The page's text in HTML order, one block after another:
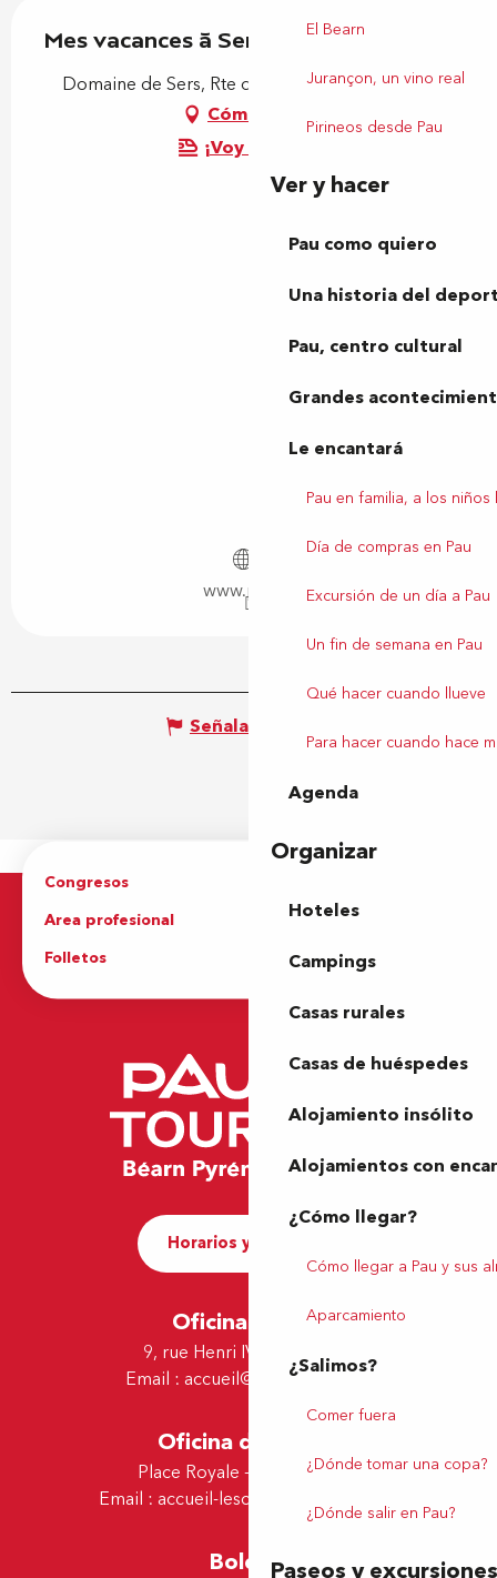
El Bearn
Jurançon, un vino real
Pirineos desde Pau
Ver y hacer
Pau como quiero
Una historia del
Pau, centro cultural
Grandes
Le encantará
Pau en familia, a los niños
Día de compras en Pau
Excursión de un día a Pau
Un fin de semana en Pau
Qué hacer cuando llueve
Para hacer cuando hace
Agenda
Organizar
Hoteles
Campings
Casas rurales
Casas de huéspedes
Alojamiento insólito
Alojamientos con
¿Cómo llegar?
Cómo llegar a Pau y sus
Aparcamiento
¿Salimos?
Comer fuera
¿Dónde tomar una copa?
¿Dónde salir en Pau?
Paseos y excursiones
Mes vacances à Sers
Domaine de Sers, Rte de Bordeaux, 64000 Pau
Cómo llegar
¡Voy en tren!
www.pau.fr
Señalar un error
Congresos
Area profesional
Prensa
Folletos
Oficina de Turismo
Horarios y contacto
Oficina de Pau
9, rue Henri IV - 64000 Pau
Email : accueil@tourismepau.fr
Oficina de Lescar
Place Royale - 64230 Lescar
Email : accueil-lescar@tourismepau.fr
Boletín